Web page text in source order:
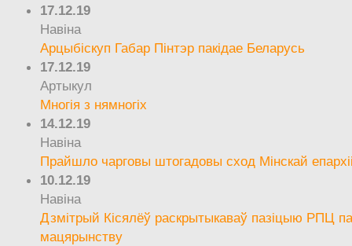
17.12.19
Навіна
Арцыбіскуп Габар Пінтэр пакідае Беларусь
17.12.19
Артыкул
Многія з нямногіх
14.12.19
Навіна
Прайшло чарговы штогадовы сход Мінскай
10.12.19
Навіна
Дзмітрый Кісялёў раскрытыкаваў пазіцыю РПЦ
мацярынству